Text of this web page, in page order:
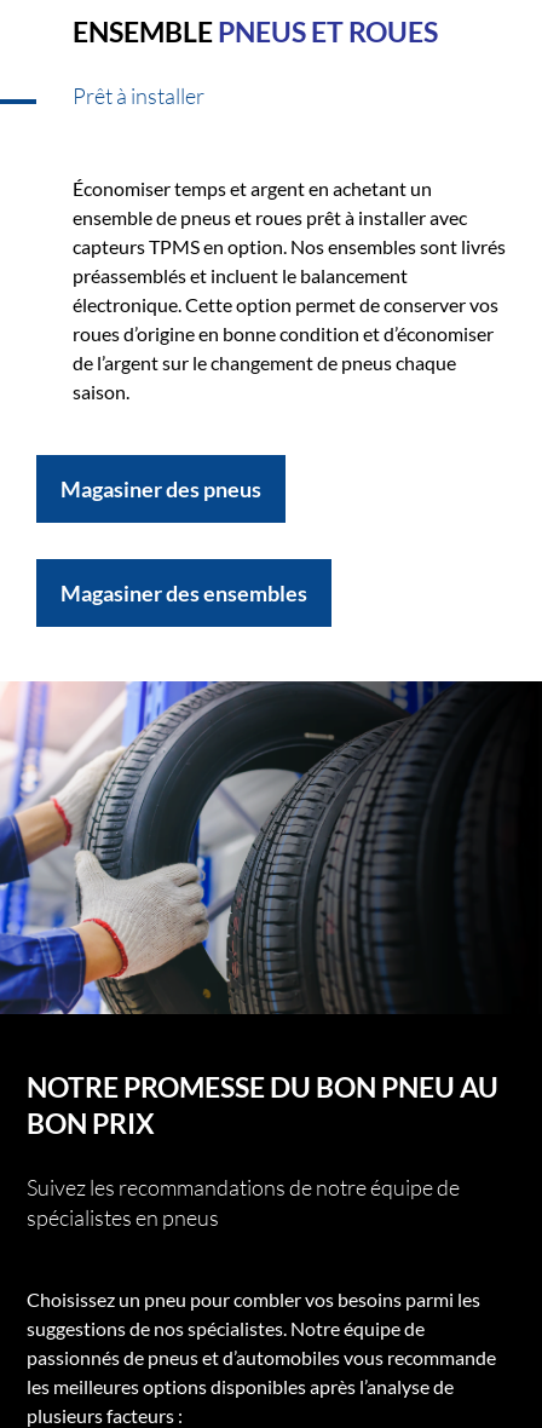
ENSEMBLEPNEUS ET ROUES
Prêt à installer
Économiser temps et argent en achetant un
ensemble de pneus et roues prêt à installer avec
capteurs TPMS en option. Nos ensembles sont livrés
préassemblés et incluent le balancement
électronique. Cette option permet de conserver vos
roues d’origine en bonne condition et d’économiser
de l’argent sur le changement de pneus chaque
saison.
Magasiner des pneus
Magasiner des ensembles
NOTRE PROMESSE DU BON PNEU AU
BON PRIX
Suivez les recommandations de notre équipe de
spécialistes en pneus
Choisissez un pneu pour combler vos besoins parmi les
suggestions de nos spécialistes. Notre équipe de
passionnés de pneus et d’automobiles vous recommande
les meilleures options disponibles après l’analyse de
plusieurs facteurs :